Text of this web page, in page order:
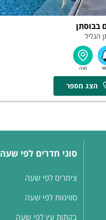
בבוסתן
הגליל
דודו ואתי
סוגי חדרים לפי שעה
צימרים לפי שעה
סוויטות לפי שעה
בקתות עץ לפי שעה